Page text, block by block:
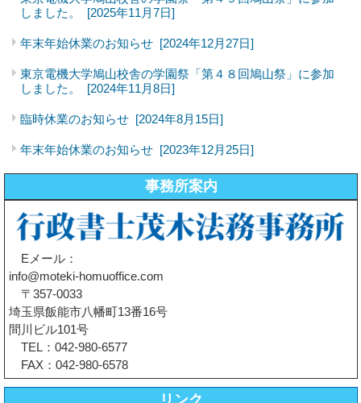
しました。 [2025年11月7日]
年末年始休業のお知らせ [2024年12月27日]
東京電機大学鳩山校舎の学園祭「第４８回鳩山祭」に参加
しました。 [2024年11月8日]
臨時休業のお知らせ [2024年8月15日]
年末年始休業のお知らせ [2023年12月25日]
事務所案内
Eメール：
info@moteki-homuoffice.com
〒357-0033
埼玉県飯能市八幡町13番16号
間川ビル101号
TEL：042-980-6577
FAX：042-980-6578